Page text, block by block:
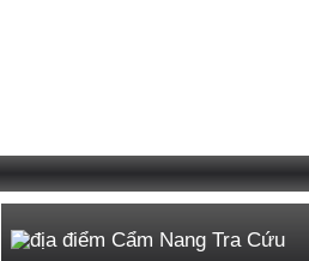
Cẩm Nang Tra Cứu